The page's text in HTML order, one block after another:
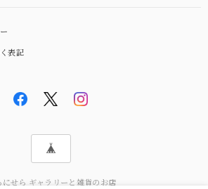
表記
せら ギャラリーと雑貨のお店